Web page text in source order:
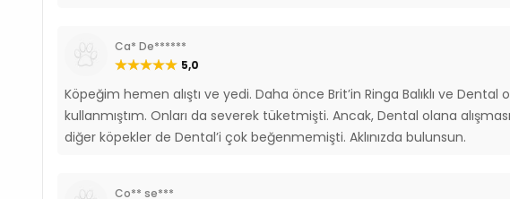
Ca* De******
5,0
Köpeğim hemen alıştı ve yedi. Daha önce Brit’in Ringa Balıklı ve Dental
kullanmıştım. Onları da severek tüketmişti. Ancak, Dental olana
diğer köpekler de Dental’i çok beğenmemişti. Aklınızda bulunsun.
Co** se***